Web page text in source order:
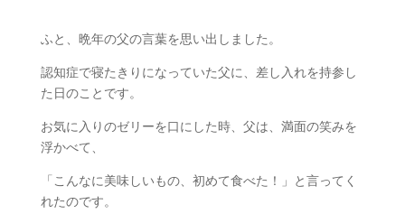
ふと、晩年の父の言葉を思い出しました。
認知症で寝たきりになっていた父に、差し入れを持参し
た日のことです。
お気に入りのゼリーを口にした時、父は、満面の笑みを
浮かべて、
「こんなに美味しいもの、初めて食べた！」と言ってく
れたのです。